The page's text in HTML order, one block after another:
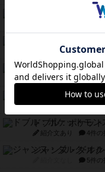
バー！パーティー
紹介文あり 1件の
クルティボ
紹介文なし 1件の
ブラヴェスト
紹介文なし 1件の
ドブル：ポケッ
紹介文あり 4件の
ジャンヌ・ダル
5件の